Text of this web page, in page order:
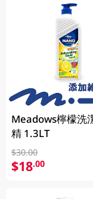
Meadows檸檬洗
精 1.3LT
$30.00
$18.00